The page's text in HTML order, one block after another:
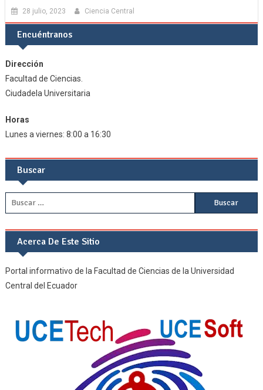
28 julio, 2023 Ciencia Central
Encuéntranos
Dirección
Facultad de Ciencias.
Ciudadela Universitaria
Horas
Lunes a viernes: 8:00 a 16:30
Buscar
Buscar:
Acerca De Este Sitio
Portal informativo de la Facultad de Ciencias de la Universidad
Central del Ecuador